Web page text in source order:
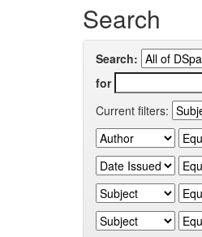
Search
Search:
for
Current filters: